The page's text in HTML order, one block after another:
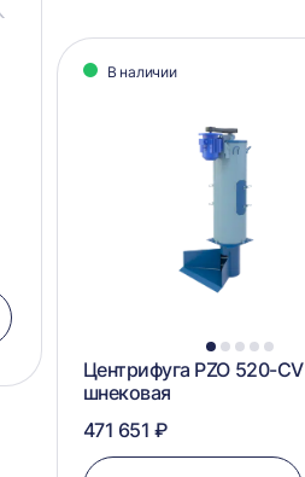
Каталог
В наличии
1 2 3 4 5
Центрифуга PZO 520-CV
шнековая
471 651 ₽